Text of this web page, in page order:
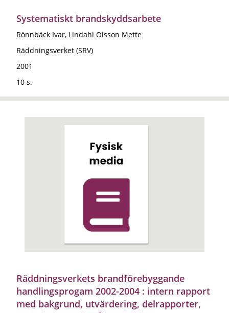
Systematiskt brandskyddsarbete
Rönnbäck Ivar, Lindahl Olsson Mette
Räddningsverket (SRV)
2001
10 s.
Räddningsverkets brandförebyggande
handlingsprogam 2002-2004 : intern rapport
med bakgrund, utvärdering, delrapporter,